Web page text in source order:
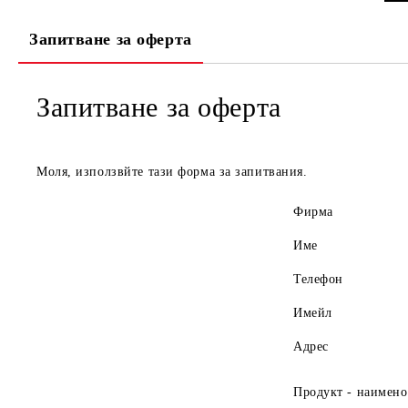
Запитване за оферта
Запитване за оферта
Моля, използвйте тази форма за запитвания.
Фирма
Име
Телефон
Имейл
Адрес
Продукт -